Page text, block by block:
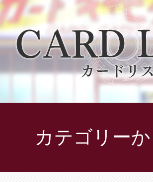
カテゴリー